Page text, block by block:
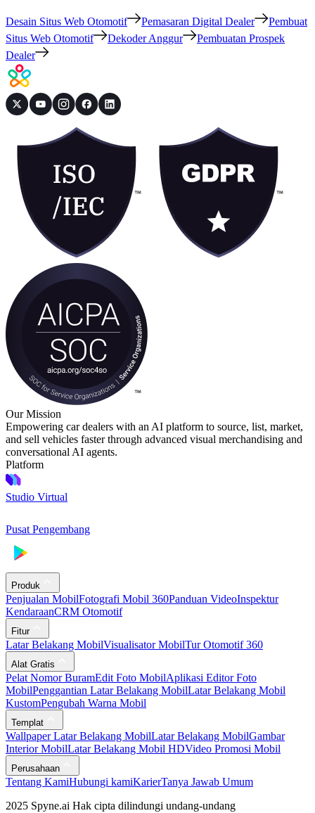
Desain Situs Web Otomotif Pemasaran Digital Dealer
Pembuat
Situs Web Otomotif
Dekoder Anggur
Pembuatan Prospek
Dealer
Our Mission
Empowering car dealers with an AI platform to source, list, market,
and sell vehicles faster through advanced visual merchandising and
conversational AI agents.
Platform
Studio Virtual
Pusat Pengembang
Produk
Penjualan MobilFotografi Mobil 360Panduan VideoInspektur
KendaraanCRM Otomotif
Fitur
Latar Belakang MobilVisualisator MobilTur Otomotif 360
Alat Gratis
Pelat Nomor BuramEdit Foto MobilAplikasi Editor Foto
MobilPenggantian Latar Belakang MobilLatar Belakang Mobil
KustomPengubah Warna Mobil
Templat
Wallpaper Latar Belakang MobilLatar Belakang MobilGambar
Interior MobilLatar Belakang Mobil HDVideo Promosi Mobil
Perusahaan
Tentang KamiHubungi kamiKarierTanya Jawab Umum
2025 Spyne.ai Hak cipta dilindungi undang-undang